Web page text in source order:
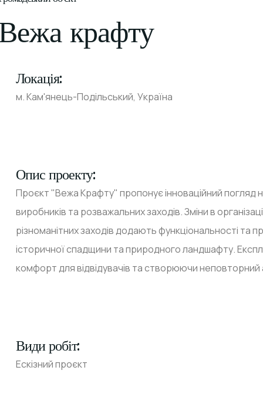
крафту
Локація:
м. Кам'янець-Подільський, Україна
Опис проекту:
Проєкт "Вежа Крафту" пропонує інноваційний погляд
виробників та розважальних заходів. Зміни в
різноманітних заходів додають функціональності
історичної спадщини та природного ландшафту.
комфорт для відвідувачів та створюючи
Види робіт:
Ескізний проєкт